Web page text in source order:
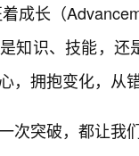
着成长（
知识、技能，还
，拥抱变化，从
次突破，都让我